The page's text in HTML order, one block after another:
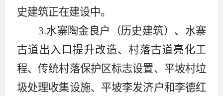
史建筑正在建设中。
3.水寨陶金良户（历史建筑）、水寨
古道出入口提升改造、村落古道亮化工
程、传统村落保护区标志设置、平坡村垃
圾处理收集设施、平坡李发济户和李德红